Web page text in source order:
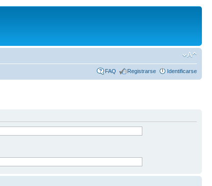
FAQ Registrarse Identificarse